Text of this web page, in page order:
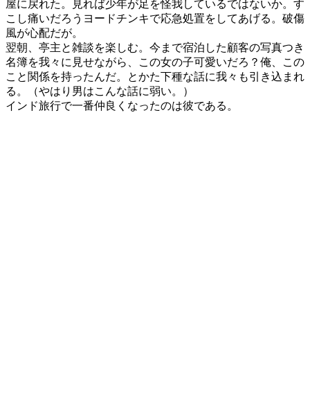
屋に戻れた。見れば少年が足を怪我しているではないか。す
こし痛いだろうヨードチンキで応急処置をしてあげる。破傷
風が心配だが。
翌朝、亭主と雑談を楽しむ。今まで宿泊した顧客の写真つき
名簿を我々に見せながら、この女の子可愛いだろ？俺、この
こと関係を持ったんだ。とかた下種な話に我々も引き込まれ
る。（やはり男はこんな話に弱い。）
インド旅行で一番仲良くなったのは彼である。